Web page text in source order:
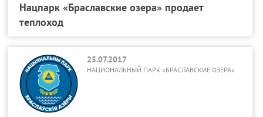
Нацпарк «Браславские озера» продает
теплоход
25.07.2017
НАЦИОНАЛЬНЫЙ ПАРК «БРАСЛАВСКИЕ ОЗЕРА»